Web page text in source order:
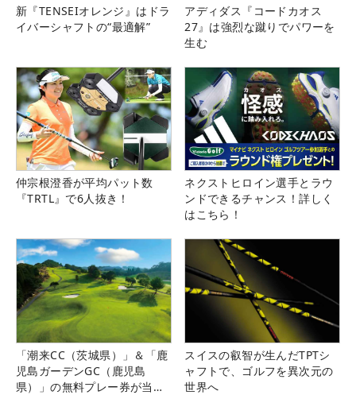
新『TENSEIオレンジ』はドラ
イバーシャフトの“最適解”
アディダス『コードカオス
27』は強烈な蹴りでパワーを
生む
仲宗根澄香が平均パット数
『TRTL』で6人抜き！
ネクストヒロイン選手とラウ
ンドできるチャンス！詳しく
はこちら！
「潮来CC（茨城県）」＆「鹿
児島ガーデンGC（鹿児島
県）」の無料プレー券が当た
スイスの叡智が生んだTPTシ
ャフトで、ゴルフを異次元の
世界へ